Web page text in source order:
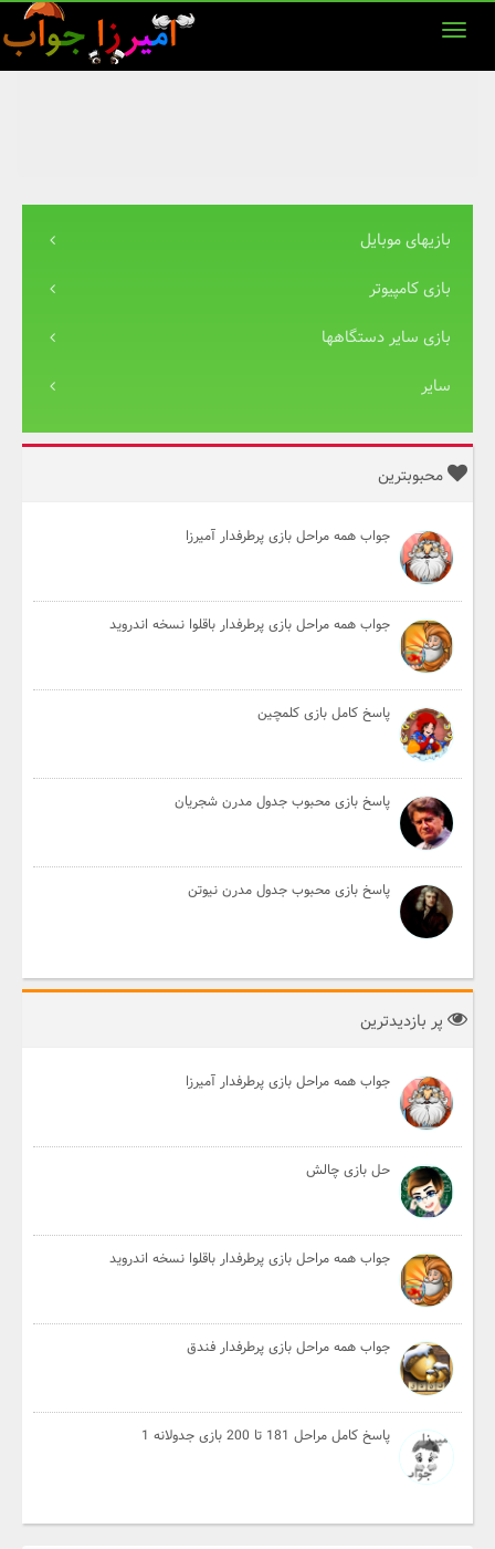
بازیهای موبایل
بازی کامپیوتر
بازی سایر دستگاهها
سایر
محبوبترین
جواب همه مراحل بازی پرطرفدار آمیرزا
جواب همه مراحل بازی پرطرفدار باقلوا نسخه اندروید
پاسخ کامل بازی کلمچین
پاسخ بازی محبوب جدول مدرن شجریان
پاسخ بازی محبوب جدول مدرن نیوتن
پر بازدیدترین
جواب همه مراحل بازی پرطرفدار آمیرزا
حل بازی چالش
جواب همه مراحل بازی پرطرفدار باقلوا نسخه اندروید
جواب همه مراحل بازی پرطرفدار فندق
پاسخ کامل مراحل 181 تا 200 بازی جدولانه 1